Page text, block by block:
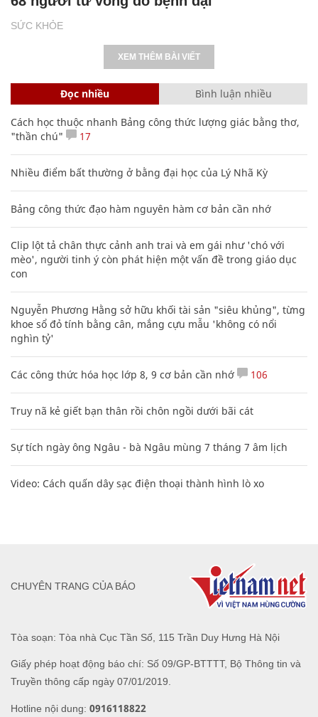
SỨC KHỎE
XEM THÊM BÀI VIẾT
Đọc nhiều Bình luận nhiều
Cách học thuộc nhanh Bảng công thức lượng giác bằng thơ,
"thần chú"
17
Nhiều điểm bất thường ở bằng đại học của Lý Nhã Kỳ
Bảng công thức đạo hàm nguyên hàm cơ bản cần nhớ
Clip lột tả chân thực cảnh anh trai và em gái như 'chó với
mèo', người tinh ý còn phát hiện một vấn đề trong giáo dục
con
Nguyễn Phương Hằng sở hữu khối tài sản "siêu khủng", từng
khoe sổ đỏ tính bằng cân, mắng cựu mẫu 'không có nổi
nghìn tỷ'
Các công thức hóa học lớp 8, 9 cơ bản cần nhớ 106
Truy nã kẻ giết bạn thân rồi chôn ngồi dưới bãi cát
Sự tích ngày ông Ngâu - bà Ngâu mùng 7 tháng 7 âm lịch
Video: Cách quấn dây sạc điện thoại thành hình lò xo
Tòa soạn: Tòa nhà Cục Tần Số, 115 Trần Duy Hưng Hà Nội
Giấy phép hoạt động báo chí: Số 09/GP-BTTTT, Bộ Thông tin và
Truyền thông cấp ngày 07/01/2019.
Hotline nội dung: 0916118822
CHUYÊN TRANG CỦA BÁO